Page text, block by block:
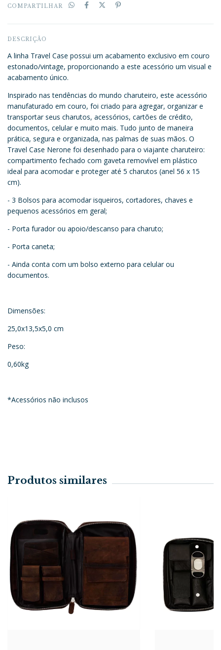
COMPARTILHAR
DESCRIÇÃO
A linha Travel Case possui um acabamento exclusivo em couro
estonado/vintage, proporcionando a este acessório um visual e
acabamento único.
Inspirado nas tendências do mundo charuteiro, este acessório
manufaturado em couro, foi criado para agregar, organizar e
transportar seus charutos, acessórios, cartões de crédito,
documentos, celular e muito mais. Tudo junto de maneira
prática, segura e organizada, nas palmas de suas mãos. O
Travel Case Nerone foi desenhado para o viajante charuteiro:
compartimento fechado com gaveta removível em plástico
ideal para acomodar e proteger até 5 charutos (anel 56 x 15
cm).
- 3 Bolsos para acomodar isqueiros, cortadores, chaves e
pequenos acessórios em geral;
- Porta furador ou apoio/descanso para charuto;
- Porta caneta;
- Ainda conta com um bolso externo para celular ou
documentos.
Dimensões:
25,0x13,5x5,0 cm
Peso:
0,60kg
*Acessórios não inclusos
Produtos similares